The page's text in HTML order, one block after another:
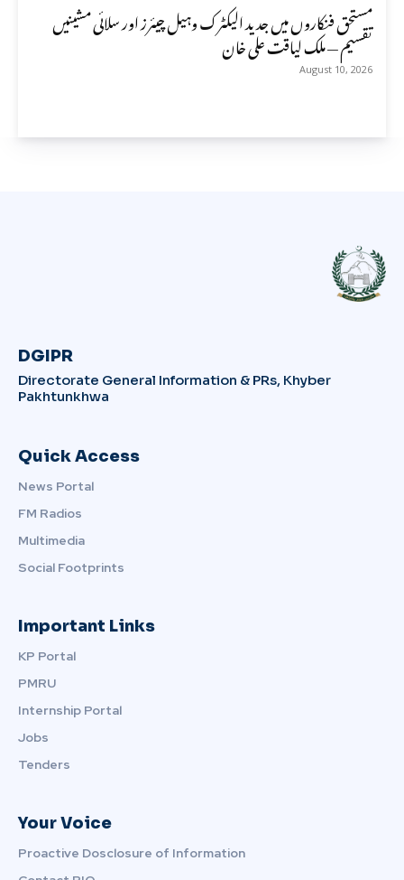
مستحق فنکاروں میں جدید الیکٹرک وہیل چیئرز اور سلائی مشینیں
تقسیم — ملک لیاقت علی خان
August 10, 2026
DGIPR
Directorate General Information & PRs, Khyber
Pakhtunkhwa
Quick Access
News Portal
FM Radios
Multimedia
Social Footprints
Important Links
KP Portal
PMRU
Internship Portal
Jobs
Tenders
Your Voice
Proactive Dosclosure of Information